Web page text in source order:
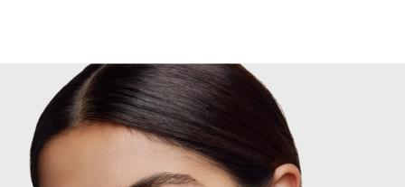
2 săptămâni de utilizare regulată.
Acid Hialuronic Concentrat: una dintre cele mai
eficiente substanțe hidratante pentru piele, ajută
la atragerea și reținerea umidității. Contribuie la
netezirea liniilor fine și a ridurilor, oferind pielii
strălucire și o senzație de fermitate.